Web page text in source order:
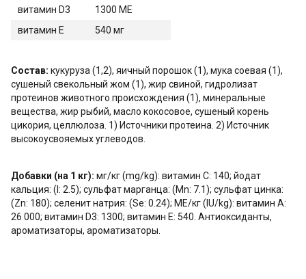
витамин D3
1300 МЕ
витамин Е
540 мг
Состав: кукуруза (1,2), яичный порошок (1), мука соевая (1),
сушеный свекольный жом (1), жир свиной, гидролизат
протеинов животного происхождения (1), минеральные
вещества, жир рыбий, масло кокосовое, сушеный корень
цикория, целлюлоза. 1) Источники протеина. 2) Источник
высокоусвояемых углеводов.
Добавки (на 1 кг): мг/кг (mg/kg): витамин С: 140; йодат
кальция: (I: 2.5); сульфат марганца: (Mn: 7.1); сульфат цинка:
(Zn: 180); селенит натрия: (Se: 0.24); МЕ/кг (IU/kg): витамин А:
26 000; витамин D3: 1300; витамин Е: 540. Антиоксиданты,
ароматизаторы, ароматизаторы.